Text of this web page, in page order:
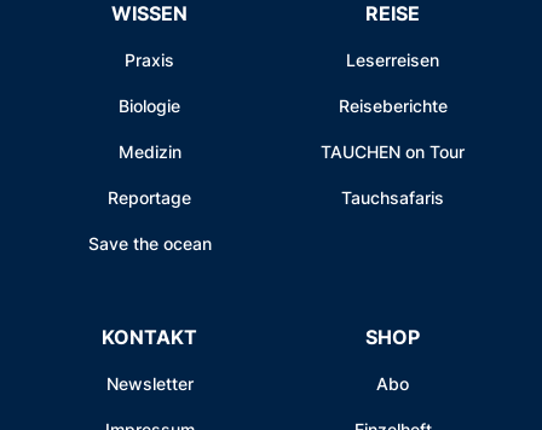
WISSEN
Praxis
Biologie
Medizin
Reportage
Save the ocean
REISE
Leserreisen
Reiseberichte
TAUCHEN on Tour
Tauchsafaris
KONTAKT
Newsletter
SHOP
Abo